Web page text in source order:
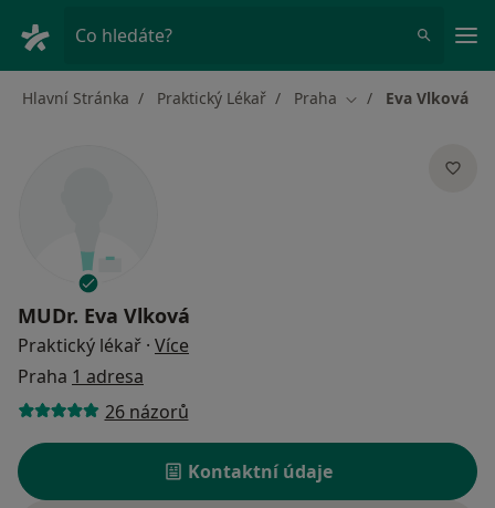
Co hledáte?
Hlavní Stránka Praktický Lékař Praha Změna města
Eva Vlková
MUDr. Eva Vlková
Praktický lékař · Více
Praha 1 adresa
26 názorů
Kontaktní údaje